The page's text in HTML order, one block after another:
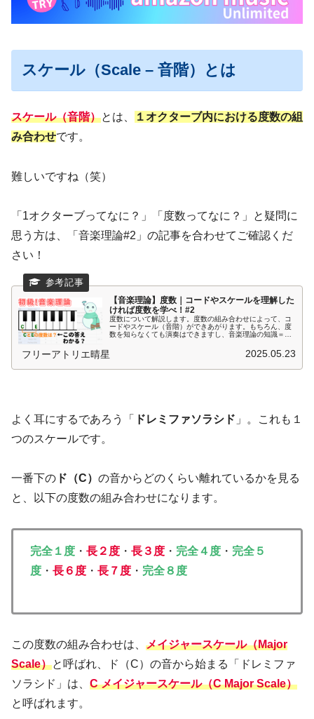
スケール（Scale – 音階）とは
スケール（音階）とは、
１オクターブ内における度数の組
み合わせです。
難しいですね（笑）
「1オクターブってなに？」「度数ってなに？」と疑問に
思う方は、「音楽理論#2」の記事を合わせてご確認くだ
さい！
【音楽理論】度数｜コードやスケールを理解した
ければ度数を学べ！#2
度数について解説します。度数の組み合わせによって、コ
ードやスケール（音階）ができあがります。もちろん、度
数を知らなくても演奏はできますし、音楽理論の知識＝楽
解したい場合は、避けて通れないものです。ピタゴラス音
律についても解説しています。
フリーアトリエ晴星 2025.05.23
よく耳にするであろう「 ドレミファソラシド 」。これも１
つのスケールです。
一番下の ド（C） の音からどのくらい離れているかを見る
と、以下の度数の組み合わせになります。
完全１度 ・ 長２度 ・ 長 ３度 ・ 完全４度 ・ 完全５
度 ・ 長６度 ・ 長 ７度 ・ 完全８度
この度数の組み合わせは、 メイジャースケール（Major
Scale）と呼ばれ、ド（C）の音から始まる「ドレミファ
ソラシド」は、 C メイジャースケール（C Major Scale）
と呼ばれます。